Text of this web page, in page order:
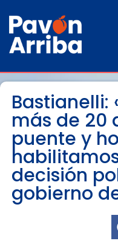
Trámites
Contacto
Reuniones de
Bastianelli:
más de 20
puente y
decisión
gobierno